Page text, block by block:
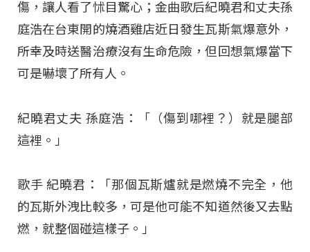
傷，讓人看了怵目驚心；金曲歌后紀曉君和丈夫孫
庭浩在台東開的燒酒雞店近日發生瓦斯氣爆意外，
所幸及時送醫治療沒有生命危險，但回想氣爆當下
可是嚇壞了所有人。
紀曉君丈夫 孫庭浩：「（傷到哪裡？）就是腿部
這裡。」
歌手 紀曉君：「那個瓦斯爐就是燃燒不完全，他
的瓦斯外洩比較多，可是他可能不知道然後又去點
燃，就整個碰這樣子。」